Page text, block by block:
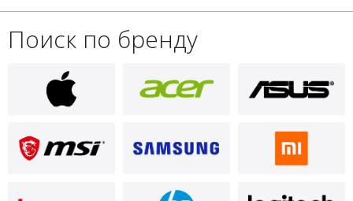
3 390i
Поиск по бренду